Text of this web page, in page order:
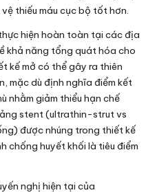
thiếu máu cục bộ tốt hơn.
hiện hoàn toàn tại các địa
khả năng tổng quát hóa cho
kế mở có thể gây ra thiên
mặc dù định nghĩa điểm kết
nhằm giảm thiểu hạn chế
stent (ultrathin-strut vs
được nhúng trong thiết kế
chống huyết khối là tiêu điểm
nghị hiện tại của